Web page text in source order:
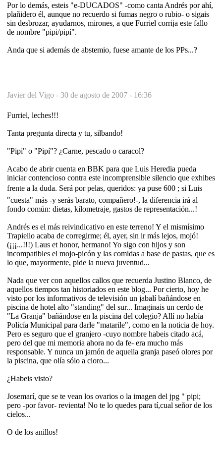
Por lo demás, esteis "e-DUCADOS" -como canta Andrés por ahí,
plañidero él, aunque no recuerdo si fumas negro o rubio- o sigais
sin desbrozar, ayudarnos, mirones, a que Furriel corrija este fallo
de nombre "pipi/pipí".
Anda que si además de abstemio, fuese amante de los PPs...?
Javier del Vigo - 30 de agosto de 2007 - 16:36
Furriel, leches!!!
Tanta pregunta directa y tu, silbando!
"Pipi" o "Pipí"? ¿Carne, pescado o caracol?
Acabo de abrir cuenta en BBK para que Luis Heredia pueda
iniciar contencioso contra este incomprensible silencio que exhibes
frente a la duda. Será por pelas, queridos: ya puse 600 ; si Luis
"cuesta" más -y serás barato, compañero!-, la diferencia irá al
fondo común: dietas, kilometraje, gastos de representación...!
Andrés es el más reivindicativo en este terreno! Y el mismísimo
Trapiello acaba de corregirme; él, ayer, sin ir más lejos, mojó!
(¡¡¡...!!!) Laus et honor, hermano! Yo sigo con hijos y son
incompatibles el mojo-picón y las comidas a base de pastas, que es
lo que, mayormente, pide la nueva juventud...
Nada que ver con aquellos callos que recuerda Justino Blanco, de
aquellos tiempos tan historiados en este blog... Por cierto, hoy he
visto por los informativos de televisión un jabalí bañándose en
piscina de hotel alto "standing" del sur... Imaginais un cerdo de
"La Granja" bañándose en la piscina del colegio? Allí no había
Policía Municipal para darle "matarile", como en la noticia de hoy.
Pero es seguro que el granjero -cuyo nombre habeis citado acá,
pero del que mi memoria ahora no da fe- era mucho más
responsable. Y nunca un jamón de aquella granja paseó olores por
la piscina, que olía sólo a cloro...
¿Habeis visto?
Josemarí, que se te vean los ovarios o la imagen del jpg " pipi;
pero -por favor- revienta! No te lo quedes para tí,cual señor de los
cielos...
O de los anillos!